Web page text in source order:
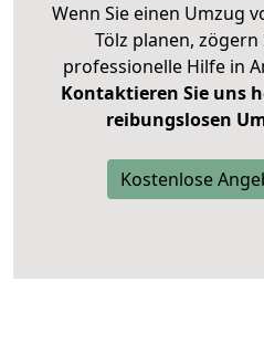
Wenn Sie einen Umzug
Tölz planen,
professionelle Hilfe in
Kontaktieren Sie uns
reibungslosen
Kostenlose